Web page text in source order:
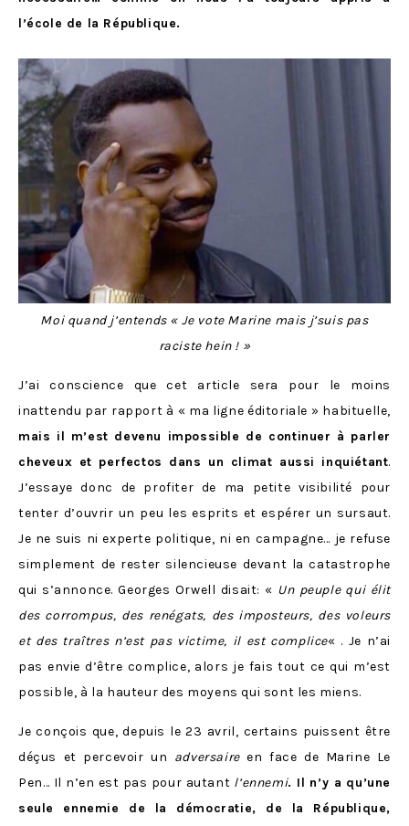
l’école de la République.
Moi quand j’entends « Je vote Marine mais j’suis pas
raciste hein ! »
J’ai conscience que cet article sera pour le moins
inattendu par rapport à « ma ligne éditoriale » habituelle,
mais il m’est devenu impossible de continuer à parler
cheveux et perfectos dans un climat aussi inquiétant.
J’essaye donc de profiter de ma petite visibilité pour
tenter d’ouvrir un peu les esprits et espérer un sursaut.
Je ne suis ni experte politique, ni en campagne… je refuse
simplement de rester silencieuse devant la catastrophe
qui s’annonce. Georges Orwell disait: « Un peuple qui élit
des corrompus, des renégats, des imposteurs, des voleurs
et des traîtres n’est pas victime, il est complice« . Je n’ai
pas envie d’être complice, alors je fais tout ce qui m’est
possible, à la hauteur des moyens qui sont les miens.
Je conçois que, depuis le 23 avril, certains puissent être
déçus et percevoir un adversaireen face de Marine Le
Pen… Il n’en est pas pour autant l’ennemi. Il n’y a qu’une
seule ennemie de la démocratie, de la République,